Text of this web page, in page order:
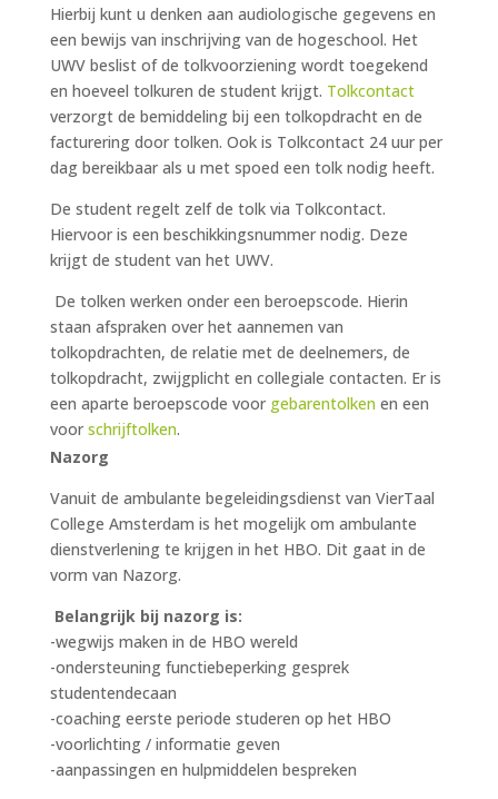
Hierbij kunt u denken aan audiologische gegevens en
een bewijs van inschrijving van de hogeschool. Het
UWV beslist of de tolkvoorziening wordt toegekend
en hoeveel tolkuren de student krijgt. Tolkcontact
verzorgt de bemiddeling bij een tolkopdracht en de
facturering door tolken. Ook is Tolkcontact 24 uur per
dag bereikbaar als u met spoed een tolk nodig heeft.
De student regelt zelf de tolk via Tolkcontact.
Hiervoor is een beschikkingsnummer nodig. Deze
krijgt de student van het UWV.
De tolken werken onder een beroepscode. Hierin
staan afspraken over het aannemen van
tolkopdrachten, de relatie met de deelnemers, de
tolkopdracht, zwijgplicht en collegiale contacten. Er is
een aparte beroepscode voor gebarentolkenen een
voor schrijftolken.
Nazorg
Vanuit de ambulante begeleidingsdienst van VierTaal
College Amsterdam is het mogelijk om ambulante
dienstverlening te krijgen in het HBO. Dit gaat in de
vorm van Nazorg.
Belangrijk bij nazorg is:
-wegwijs maken in de HBO wereld
-ondersteuning functiebeperking gesprek
studentendecaan
-coaching eerste periode studeren op het HBO
-voorlichting / informatie geven
-aanpassingen en hulpmiddelen bespreken